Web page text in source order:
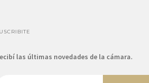
las últimas novedades de la cámara.